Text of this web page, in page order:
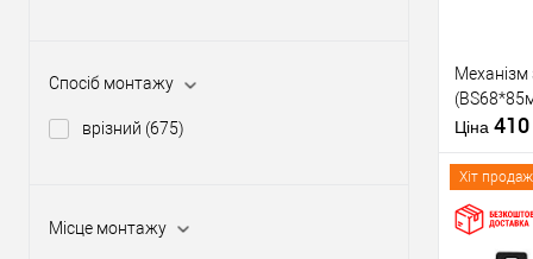
Спосіб монтажу
врізний (675)
Місце монтажу
Матеріал
Країна
Міжосьова
відстань
Механізм
Ціна 410
Хіт